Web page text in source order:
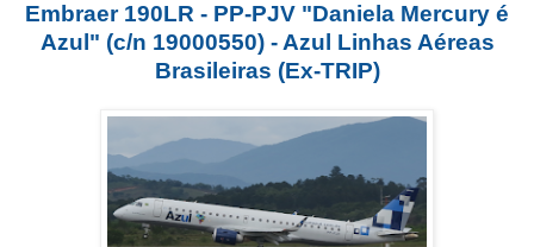
Embraer 190LR - PP-PJV "Daniela Mercury é
Azul" (c/n 19000550) - Azul Linhas Aéreas
Brasileiras (Ex-TRIP)